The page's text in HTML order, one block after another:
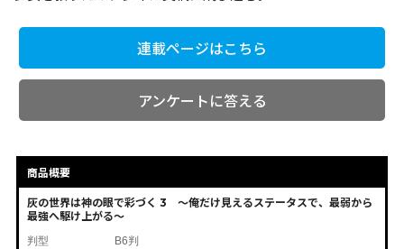
連載ページはこちら
アンケートに答える
商品概要
灰の世界は神の眼で彩づく 3 ～俺だけ見えるステータスで、最弱から
最強へ駆け上がる～
判型
B6判